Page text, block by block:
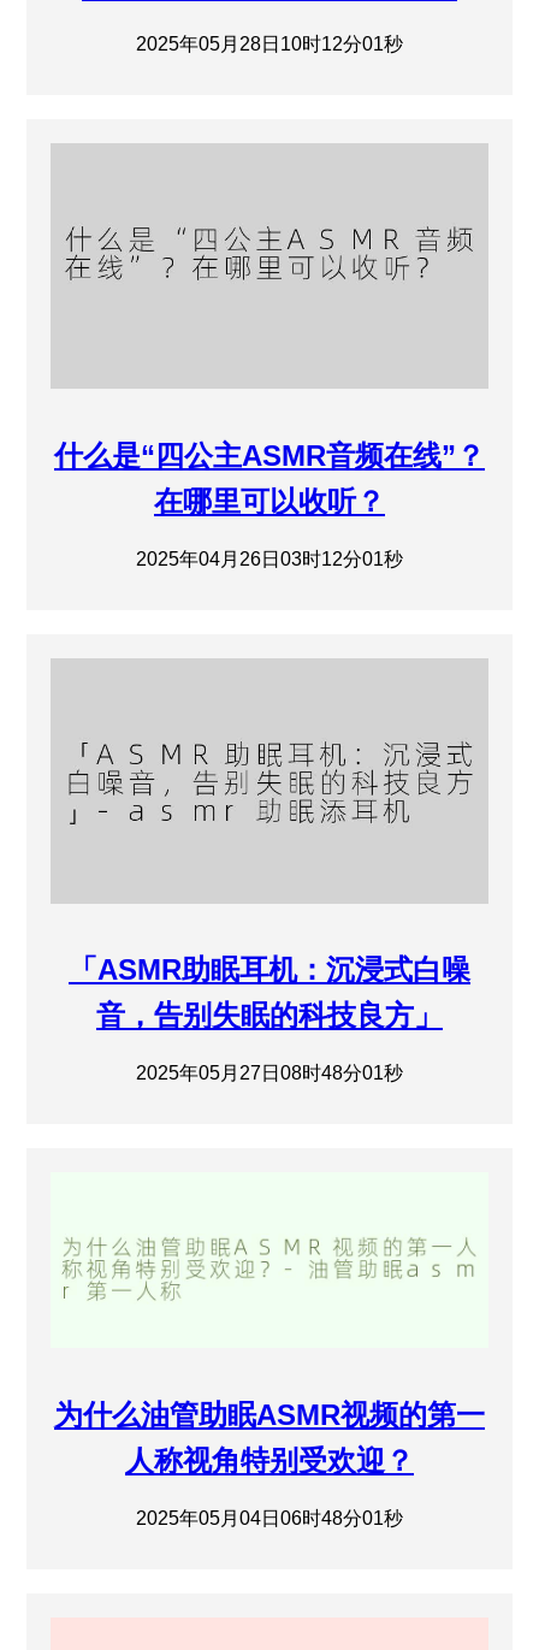
2025年05月28日10时12分01秒
什么是“四公主ASMR音频在线”？
在哪里可以收听？
2025年04月26日03时12分01秒
「ASMR助眠耳机：沉浸式白噪
音，告别失眠的科技良方」
2025年05月27日08时48分01秒
为什么油管助眠ASMR视频的第一
人称视角特别受欢迎？
2025年05月04日06时48分01秒